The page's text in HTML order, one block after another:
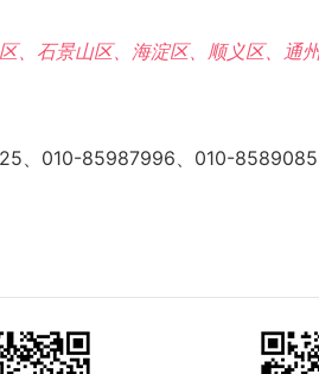
、石景山区、‌海淀区、‌顺义区、‌通
、010-85987996、010-